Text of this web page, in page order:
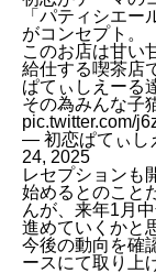
「パティシエー
がコンセプト。
このお店は甘い
給仕する喫茶店
ぱてぃしえーる
その為みんな子
pic.twitter.com/
— 初恋ぱてぃし
24, 2025
レセプションも
始めるとのこと
んが、来年1月
進めていくかと
今後の動向を確
ースにて取り上